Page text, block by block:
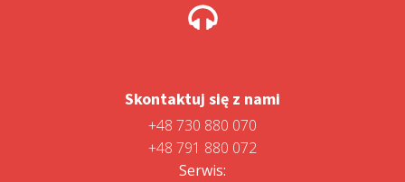
Skontaktuj się z nami
+48 730 880 070
+48 791 880 072
Serwis: